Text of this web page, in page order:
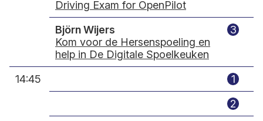
Driving Exam for OpenPilot
Björn Wijers
Kom voor de Hersenspoeling en
help in De Digitale Spoelkeuken
3
14:45
1
2